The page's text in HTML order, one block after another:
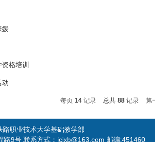
媛
格培训
动
每页 14记录 总共 88 记录 第
路职业技术大学基础教学部
路9号 联系方式：jcjxb@163.com 邮编:451460